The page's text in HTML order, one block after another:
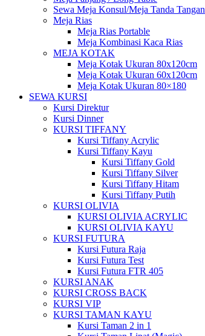
Sewa Meja Konsul/Meja Tanda Tangan
Meja Rias
Meja Rias Portable
Meja Kombinasi Kaca Rias
MEJA KOTAK
Meja Kotak Ukuran 80x120cm
Meja Kotak Ukuran 60x120cm
Meja Kotak Ukuran 80×180
SEWA KURSI
Kursi Direktur
Kursi Dinner
KURSI TIFFANY
Kursi Tiffany Acrylic
Kursi Tiffany Kayu
Kursi Tiffany Gold
Kursi Tiffany Silver
Kursi Tiffany Hitam
Kursi Tiffany Putih
KURSI OLIVIA
KURSI OLIVIA ACRYLIC
KURSI OLIVIA KAYU
KURSI FUTURA
Kursi Futura Raja
Kursi Futura Test
Kursi Futura FTR 405
KURSI ANAK
KURSI CROSS BACK
KURSI VIP
KURSI TAMAN KAYU
Kursi Taman 2 in 1